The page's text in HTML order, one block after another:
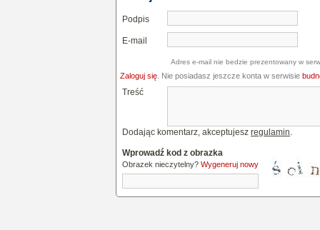
Podpis
E-mail
Adres e-mail nie bedzie prezentowany w
Zaloguj się . Nie posiadasz jeszcze konta w serwisie
Treść
Dodając komentarz, akceptujesz regulamin.
Wprowadź kod z obrazka
Obrazek nieczytelny? Wygeneruj nowy